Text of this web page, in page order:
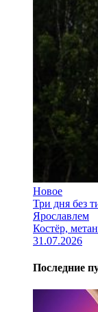
Новое
Три дня без
Ярославлем
Костёр,
31.07.2026
Последние